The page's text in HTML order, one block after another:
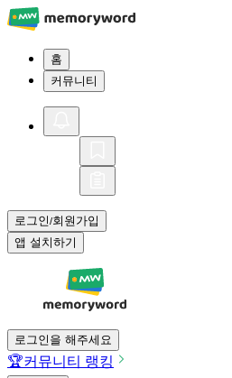
홈
커뮤니티
로그인/회원가입
앱 설치하기
로그인을 해주세요
🏆커뮤니티 랭킹